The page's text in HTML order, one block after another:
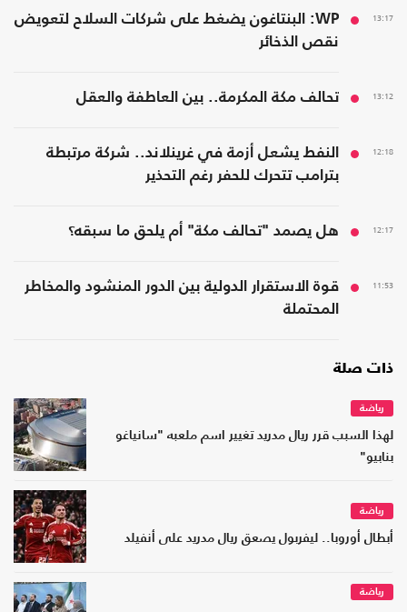
13:17
WP: البنتاغون يضغط على شركات السلاح لتعويض
نقص الذخائر
13:12 تحالف مكة المكرمة.. بين العاطفة والعقل
12:18
النفط يشعل أزمة في غرينلاند.. شركة مرتبطة
بترامب تتحرك للحفر رغم التحذير
12:17 هل يصمد "تحالف مكة" أم يلحق ما سبقه؟
11:53
قوة الاستقرار الدولية بين الدور المنشود والمخاطر
المحتملة
ذات صلة
رياضة
لهذا السبب قرر ريال مدريد تغيير اسم ملعبه "سانياغو
بنابيو"
رياضة
أبطال أوروبا.. ليفربول يصعق ريال مدريد على أنفيلد
رياضة